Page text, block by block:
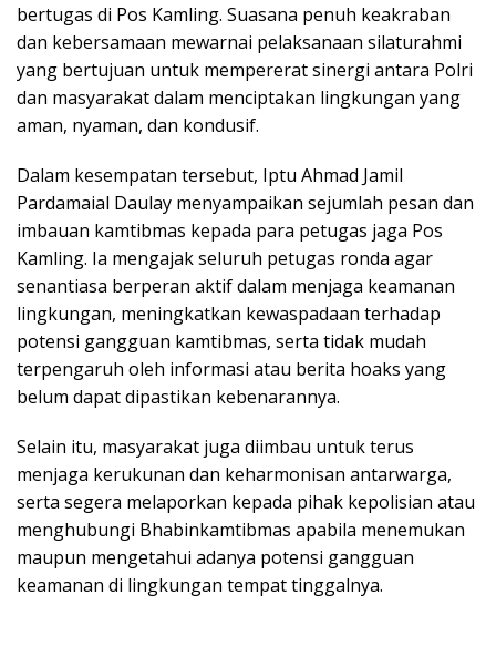
bertugas di Pos Kamling. Suasana penuh keakraban
dan kebersamaan mewarnai pelaksanaan silaturahmi
yang bertujuan untuk mempererat sinergi antara Polri
dan masyarakat dalam menciptakan lingkungan yang
aman, nyaman, dan kondusif.
Dalam kesempatan tersebut, Iptu Ahmad Jamil
Pardamaial Daulay menyampaikan sejumlah pesan dan
imbauan kamtibmas kepada para petugas jaga Pos
Kamling. Ia mengajak seluruh petugas ronda agar
senantiasa berperan aktif dalam menjaga keamanan
lingkungan, meningkatkan kewaspadaan terhadap
potensi gangguan kamtibmas, serta tidak mudah
terpengaruh oleh informasi atau berita hoaks yang
belum dapat dipastikan kebenarannya.
Selain itu, masyarakat juga diimbau untuk terus
menjaga kerukunan dan keharmonisan antarwarga,
serta segera melaporkan kepada pihak kepolisian atau
menghubungi Bhabinkamtibmas apabila menemukan
maupun mengetahui adanya potensi gangguan
keamanan di lingkungan tempat tinggalnya.